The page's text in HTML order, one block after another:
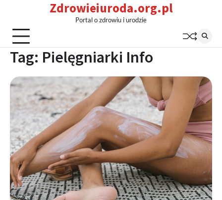
content
Zdrowieiuroda.org.pl
Portal o zdrowiu i urodzie
Tag: Pielęgniarki Info